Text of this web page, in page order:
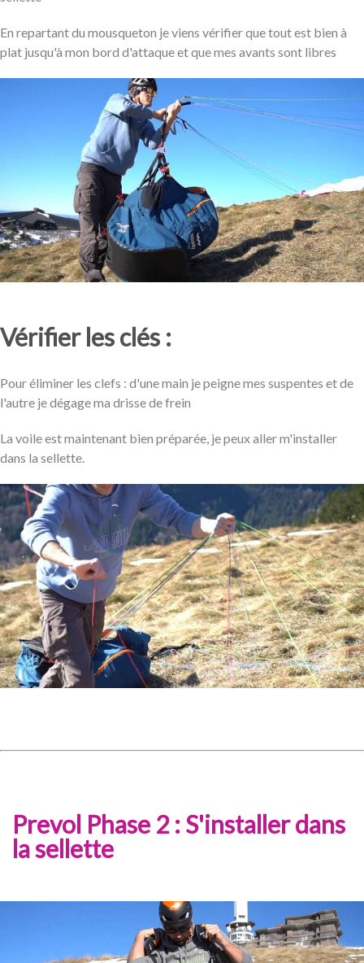
En repartant du mousqueton je viens vérifier que tout est bien à
plat jusqu'à mon bord d'attaque et que mes avants sont libres
Vérifier les clés :
Pour éliminer les clefs : d'une main je peigne mes suspentes et de
l'autre je dégage ma drisse de frein
La voile est maintenant bien préparée, je peux aller m'installer
dans la sellette.
Prevol Phase 2 : S'installer dans
la sellette